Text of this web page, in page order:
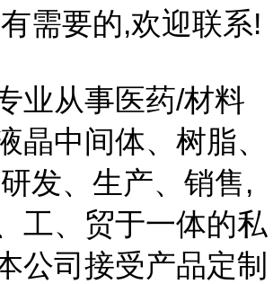
需要的,欢迎联系!
业从事医药/材料
晶中间体、树脂、
发、生产、销售,
工、贸于一体的私
公司接受产品定制